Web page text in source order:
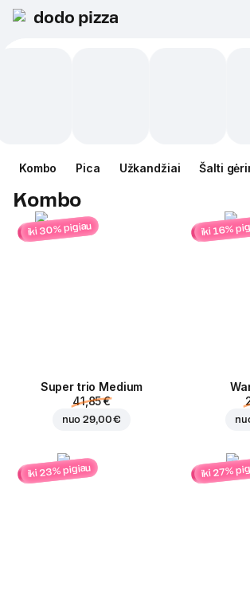
dodo pizza
Kombo Pica Užkandžiai Šalti
Kombo
iki 30% pigiau
Super trio Medium
41,85 €
nuo29,00 €
iki 16%
iki 23% pigiau iki 27%